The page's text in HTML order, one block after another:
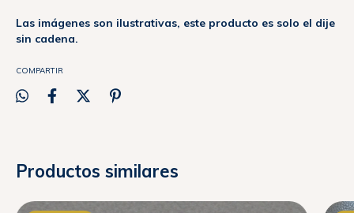
Las imágenes son ilustrativas, este producto es solo el dije
sin cadena.
COMPARTIR
Productos similares